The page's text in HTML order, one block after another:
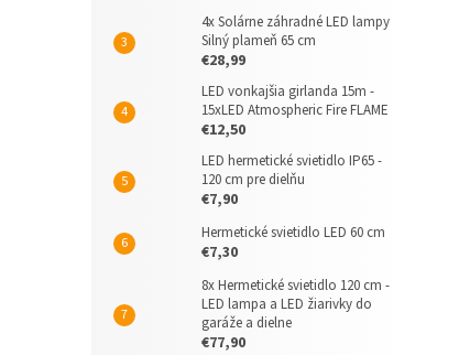
4x Solárne záhradné LED lampy
Silný plameň 65 cm
€28,99
LED vonkajšia girlanda 15m -
15xLED Atmospheric Fire FLAME
€12,50
LED hermetické svietidlo IP65 -
120 cm pre dielňu
€7,90
Hermetické svietidlo LED 60 cm
€7,30
8x Hermetické svietidlo 120 cm -
LED lampa a LED žiarivky do
garáže a dielne
€77,90